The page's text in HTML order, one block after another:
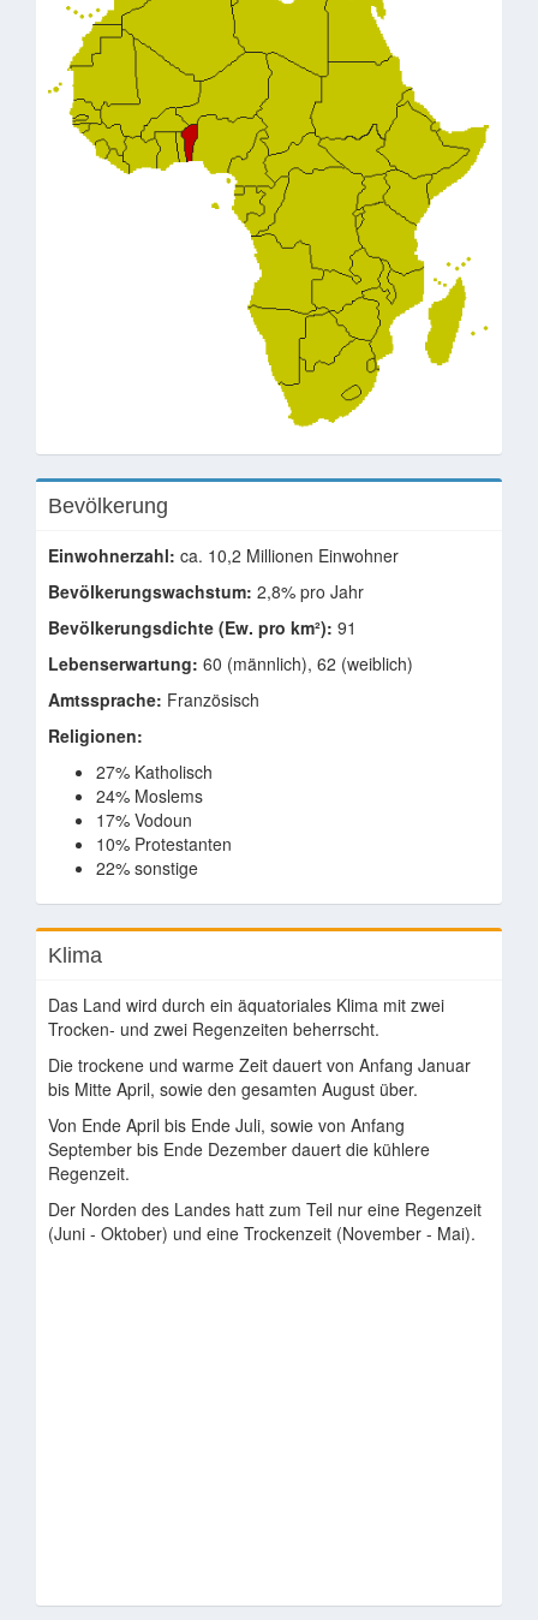
Bevölkerung
Einwohnerzahl: ca. 10,2 Millionen Einwohner
Bevölkerungswachstum: 2,8% pro Jahr
Bevölkerungsdichte (Ew. pro km²): 91
Lebenserwartung: 60 (männlich), 62 (weiblich)
Amtssprache: Französisch
Religionen:
27% Katholisch
24% Moslems
17% Vodoun
10% Protestanten
22% sonstige
Klima
Das Land wird durch ein äquatoriales Klima mit zwei
Trocken- und zwei Regenzeiten beherrscht.
Die trockene und warme Zeit dauert von Anfang Januar
bis Mitte April, sowie den gesamten August über.
Von Ende April bis Ende Juli, sowie von Anfang
September bis Ende Dezember dauert die kühlere
Regenzeit.
Der Norden des Landes hatt zum Teil nur eine Regenzeit
(Juni - Oktober) und eine Trockenzeit (November - Mai).